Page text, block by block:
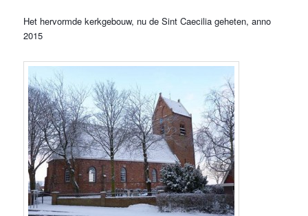
Het hervormde kerkgebouw, nu de Sint Caecilia geheten, anno
2015